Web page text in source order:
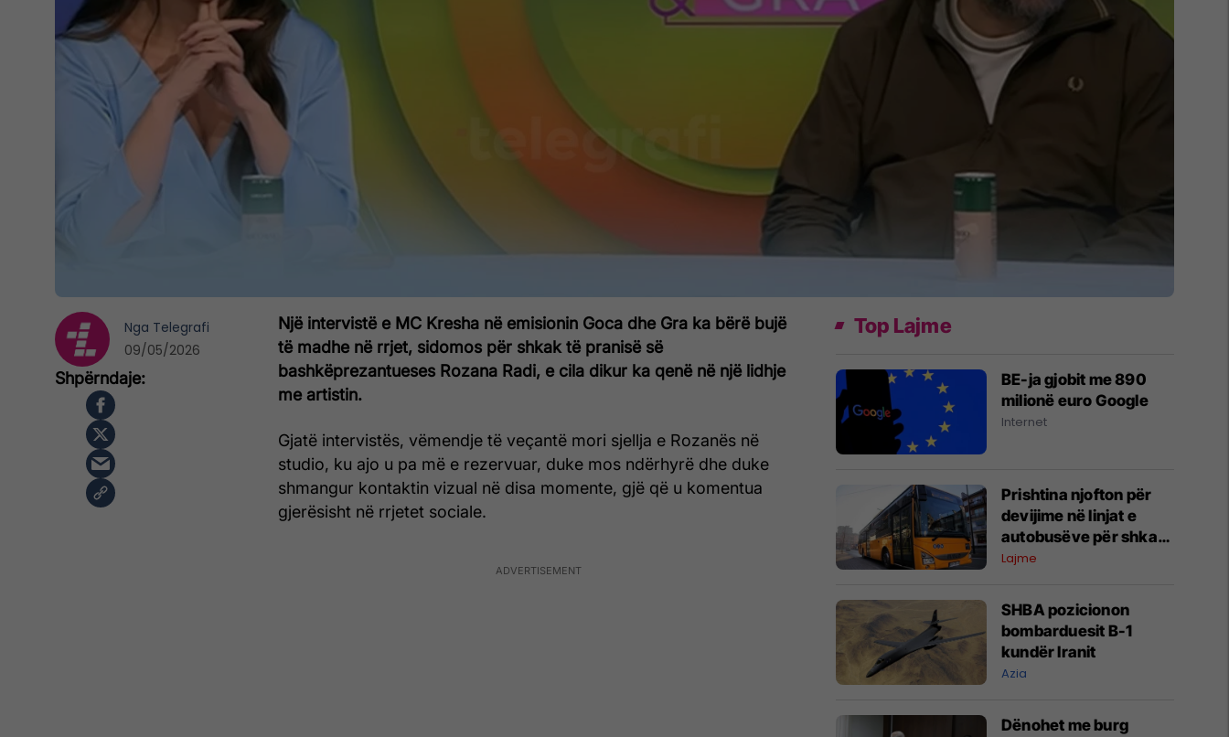
Një intervistë e MC Kresha në emisionin Goca dhe Gra ka bërë bujë
të madhe në rrjet, sidomos për shkak të pranisë së
bashkëprezantueses Rozana Radi, e cila dikur ka qenë në një lidhje
me artistin.
Gjatë intervistës, vëmendje të veçantë mori sjellja e Rozanës në
studio, ku ajo u pa më e rezervuar, duke mos ndërhyrë dhe duke
shmangur kontaktin vizual në disa momente, gjë që u komentua
gjerësisht në rrjetet sociale.
Nga Telegrafi
09/05/2026
Top Lajme
BE-ja gjobit me 890
milionë euro Google
Internet
Prishtina njofton për
devijime në linjat e
autobusëve për shkak
të punimeve në rrugën
Lajme
SHBA pozicionon
bombarduesit B-1
kundër Iranit
Azia
Dënohet me burg